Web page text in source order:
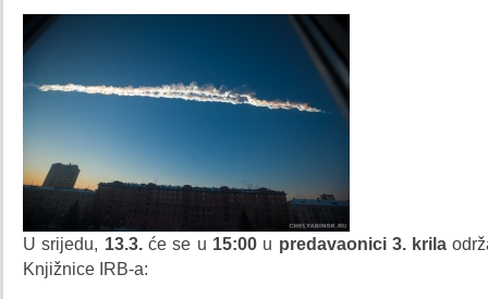
U srijedu, 13.3. će se u 15:00 u predavaonici 3. krila
Knjižnice IRB-a: